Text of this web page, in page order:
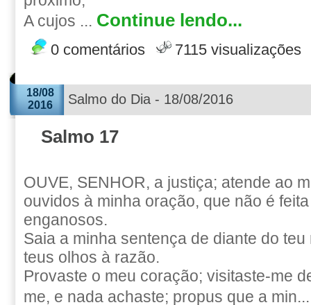
A cujos ... Continue lendo...
0 comentários 7115 visualizações
18/08
2016
Salmo do Dia - 18/08/2016
Salmo 17
OUVE, SENHOR, a justiça; atende ao
ouvidos à minha oração, que não é
enganosos.
Saia a minha sentença de diante do
teus olhos à razão.
Provaste o meu coração; visitaste-me
me, e nada achaste; propus que a